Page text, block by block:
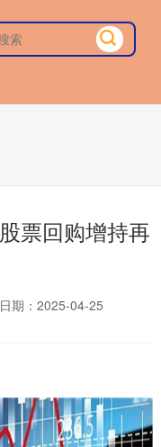
票回购增持再
日期：2025-04-25